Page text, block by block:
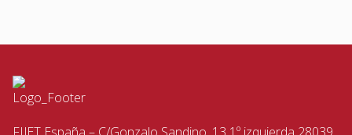
FIJET España – C/Gonzalo Sandino, 13 1º izquierda 28039